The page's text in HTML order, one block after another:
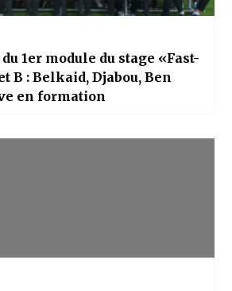
1er module du stage «Fast-
B : Belkaid, Djabou, Ben
en formation